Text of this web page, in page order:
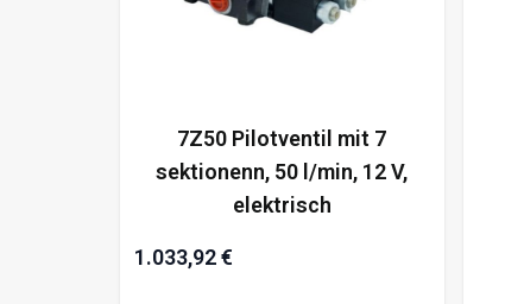
7Z50 Pilotventil mit 7
sektionenn, 50 l/min, 12 V,
elektrisch
1.033,92 €